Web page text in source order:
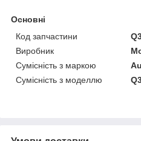
Основні
Код запчастини
Виробник
Сумісність з маркою
Сумісність з моделлю